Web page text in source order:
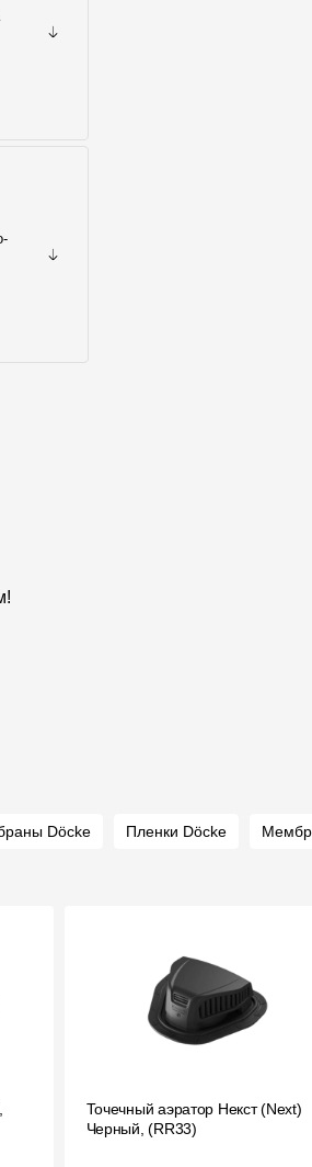
Döcke Пленки Döcke
Точечный аэратор Некст (Next)
Черный, (RR33)